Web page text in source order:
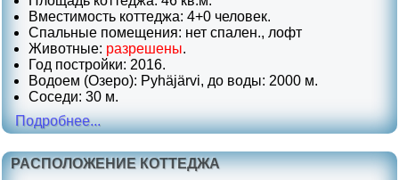
Вместимость коттеджа: 4+0 человек.
Спальные помещения: нет спален., лофт
Животные: разрешены.
Год постройки: 2016.
Водоем (Озеро): Pyhäjärvi, до воды: 2000 м.
Соседи: 30 м.
Подробнее...
РАСПОЛОЖЕНИЕ КОТТЕДЖА